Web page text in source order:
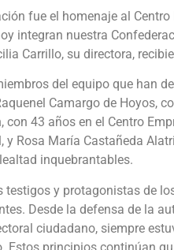
fue el homenaje al
integran nuestra
Carrillo, su directora,
del equipo que han
Camargo de Hoyos,
43 años en el Centro
Rosa María Castañeda
inquebrantables.
testigos y protagonistas de
Desde la defensa de la
ciudadano, siempre
Estos principios continúan